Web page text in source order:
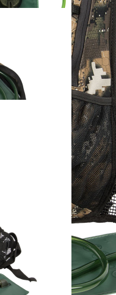
vielfältige
Einsatz.
um beim Tragen das
Taschen und eine
Innenraum eine große
alle mit Reißverschluss.